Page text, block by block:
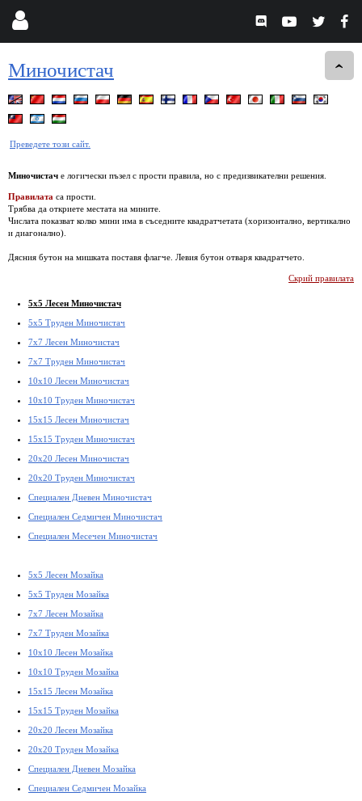
Миночистач
Преведете този сайт.
Миночистач е логически пъзел с прости правила, но с предизвикателни решения.
Правилата са прости.
Трябва да откриете местата на мините.
Числата показват колко мини има в съседните квадратчетата (хоризонтално, вертикално
и диагонално).
Дясния бутон на мишката поставя флагче. Левия бутон отваря квадратчето.
Скрий правилата
5x5 Лесен Миночистач
5x5 Труден Миночистач
7x7 Лесен Миночистач
7x7 Труден Миночистач
10x10 Лесен Миночистач
10x10 Труден Миночистач
15x15 Лесен Миночистач
15x15 Труден Миночистач
20x20 Лесен Миночистач
20x20 Труден Миночистач
Специален Дневен Миночистач
Специален Седмичен Миночистач
Специален Месечен Миночистач
5x5 Лесен Мозайка
5x5 Труден Мозайка
7x7 Лесен Мозайка
7x7 Труден Мозайка
10x10 Лесен Мозайка
10x10 Труден Мозайка
15x15 Лесен Мозайка
15x15 Труден Мозайка
20x20 Лесен Мозайка
20x20 Труден Мозайка
Специален Дневен Мозайка
Специален Седмичен Мозайка